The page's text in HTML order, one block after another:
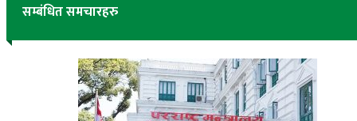
सम्बंधित समचारहरु